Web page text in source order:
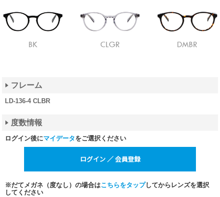
フレーム
LD-136-4 CLBR
度数情報
ログイン後にマイデータをご選択ください
※だてメガネ（度なし）の場合はこちらをタップしてからレンズを選択
してください